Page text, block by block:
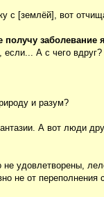
с [землёй], вот
А с чего
и разум?
А вот люди
удовлетворены,
не от переполнения